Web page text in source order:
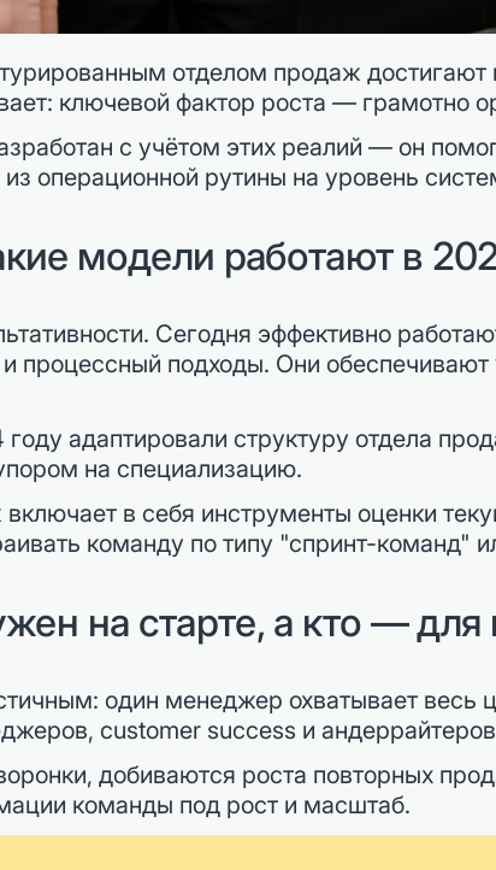
отделом продаж достигают
ключевой фактор роста — грамотно
с учётом этих реалий — он
операционной рутины на уровень
модели работают в
Сегодня эффективно
процессный подходы. Они
адаптировали структуру отдела
на специализацию.
в себя инструменты оценки
команду по типу "спринт-команд"
на старте, а кто —
один менеджер охватывает весь
customer success и
добиваются роста повторных
команды под рост и масштаб.